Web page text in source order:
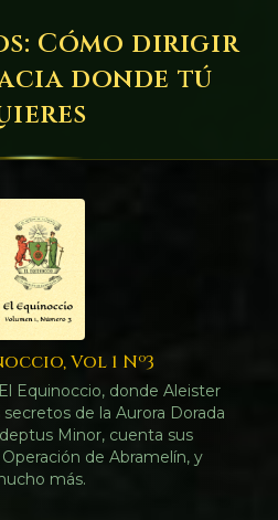
Cómo dirigir
donde tú
Vol 1 Nº3
Equinoccio, donde Aleister
de la Aurora Dorada
Minor, cuenta sus
de Abramelín, y
más.